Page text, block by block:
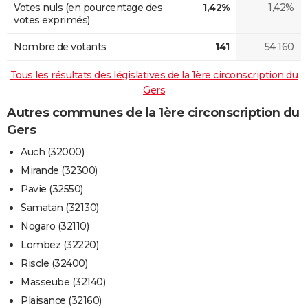
Votes nuls (en pourcentage des
votes exprimés)
1,42% 1,42%
Nombre de votants 141 54 160
Tous les résultats des législatives de la 1ère circonscription du
Gers
Autres communes de la 1ère circonscription du
Gers
Auch (32000)
Mirande (32300)
Pavie (32550)
Samatan (32130)
Nogaro (32110)
Lombez (32220)
Riscle (32400)
Masseube (32140)
Plaisance (32160)